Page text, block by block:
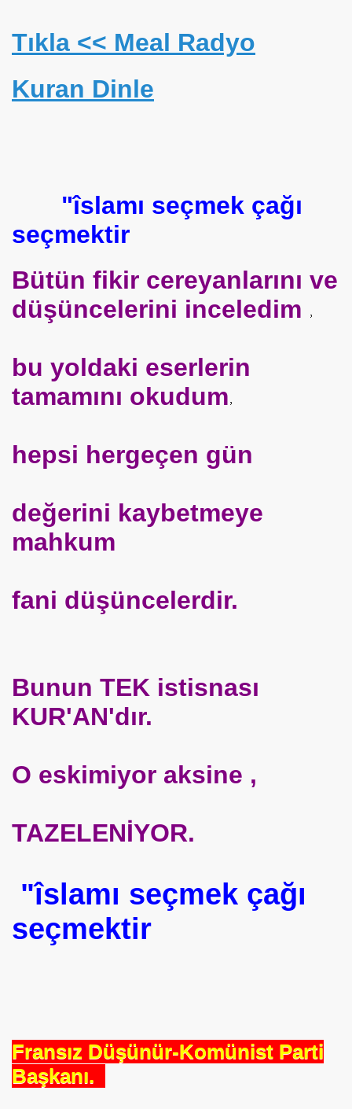
Tıkla << Meal Radyo
Kuran Dinle
"îslamı seçmek çağı
seçmektir
Bütün fikir cereyanlarını ve
düşüncelerini inceledim
bu yoldaki eserlerin
tamamını okudum
hepsi hergeçen gün
değerini kaybetmeye
mahkum
fani düşüncelerdir.
Bunun TEK istisnası
KUR'AN'dır.
O eskimiyor aksine ,
TAZELENİYOR.
"îslamı seçmek çağı
seçmektir
Fransız Düşünür-Komünist Parti
Başkanı.